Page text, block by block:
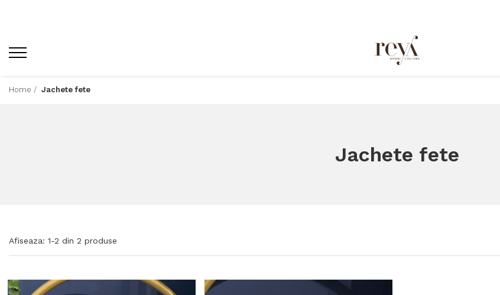
Home / Jachete fete
Jachete fete
Afiseaza: 1-2 din 2 produse